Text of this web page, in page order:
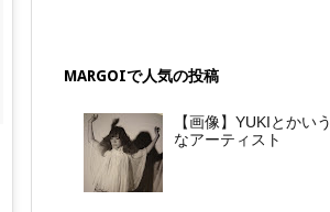
MARGOIで人気の投稿
【画像】YUKIとかい
なアーティスト